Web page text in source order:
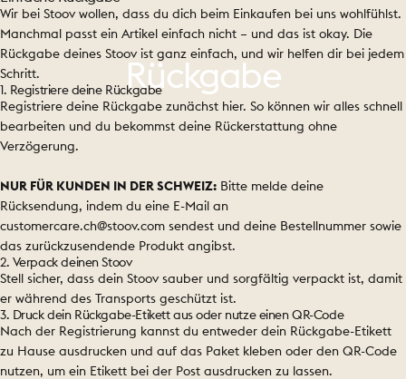
Rückgabe
Wir bei Stoov wollen, dass du dich beim Einkaufen bei uns wohlfühlst.
Manchmal passt ein Artikel einfach nicht – und das ist okay. Die
Rückgabe deines Stoov ist ganz einfach, und wir helfen dir bei jedem
Schritt.
1. Registriere deine Rückgabe
Registriere deine Rückgabe zunächst hier. So können wir alles schnell
bearbeiten und du bekommst deine Rückerstattung ohne
Verzögerung.
NUR FÜR KUNDEN IN DER SCHWEIZ: Bitte melde deine
Rücksendung, indem du eine E-Mail an
customercare.ch@stoov.com sendest und deine Bestellnummer sowie
das zurückzusendende Produkt angibst.
2. Verpack deinen Stoov
Stell sicher, dass dein Stoov sauber und sorgfältig verpackt ist, damit
er während des Transports geschützt ist.
3. Druck dein Rückgabe-Etikett aus oder nutze einen QR-Code
Nach der Registrierung kannst du entweder dein Rückgabe-Etikett
zu Hause ausdrucken und auf das Paket kleben oder den QR-Code
nutzen, um ein Etikett bei der Post ausdrucken zu lassen.